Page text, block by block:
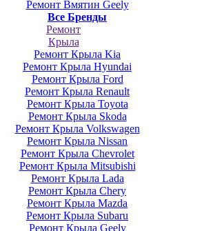
Ремонт Вмятин Geely
Все Бренды
Ремонт
Крыла
Ремонт Крыла Kia
Ремонт Крыла Hyundai
Ремонт Крыла Ford
Ремонт Крыла Renault
Ремонт Крыла Toyota
Ремонт Крыла Skoda
Ремонт Крыла Volkswagen
Ремонт Крыла Nissan
Ремонт Крыла Chevrolet
Ремонт Крыла Mitsubishi
Ремонт Крыла Lada
Ремонт Крыла Chery
Ремонт Крыла Mazda
Ремонт Крыла Subaru
Ремонт Крыла Geely